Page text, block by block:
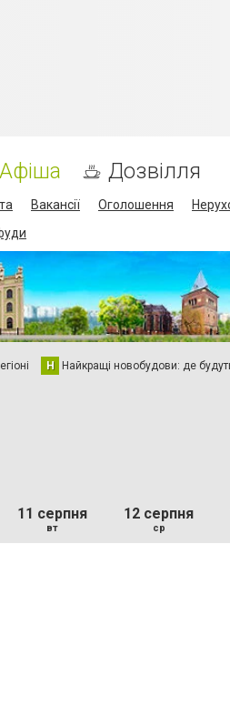
Афіша Дозвілля
Вакансії Оголошення
Н Найкращі новобудови: де
11 серпня
вт
12 серпня
ср